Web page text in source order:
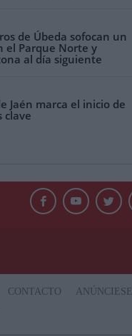
de Úbeda sofocan un
el Parque Norte y
al día siguiente
Jaén marca el inicio de
clave
CONTACTO ANÚNCIESE